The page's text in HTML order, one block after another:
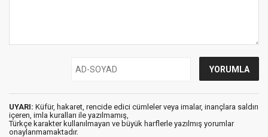
UYARI: Küfür, hakaret, rencide edici cümleler veya imalar, inançlara saldırı
içeren, imla kuralları ile yazılmamış,
Türkçe karakter kullanılmayan ve büyük harflerle yazılmış yorumlar
onaylanmamaktadır.